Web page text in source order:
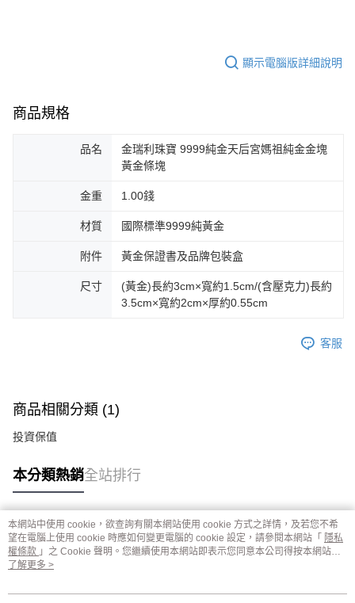
顯示電腦版詳細說明
商品規格
品名
金瑞利珠寶 9999純金天后宮媽祖純金金塊
黃金條塊
金重 1.00錢
材質 國際標準9999純黃金
附件 黃金保證書及品牌包裝盒
尺寸
(黃金)長約3cm×寬約1.5cm/(含壓克力)長約
3.5cm×寬約2cm×厚約0.55cm
客服
商品相關分類 (1)
投資保值
本分類熱銷全站排行
熱門標籤
本網站中使用 cookie，欲查詢有關本網站使用 cookie 方式之詳情，及若您不希
望在電腦上使用 cookie 時應如何變更電腦的 cookie 設定，請參閱本網站「 隱私
權條款 」之 Cookie 聲明。您繼續使用本網站即表示您同意本公司得按本網站使
用條款之 Cookie 聲明使用 cookie。
了解更多 >